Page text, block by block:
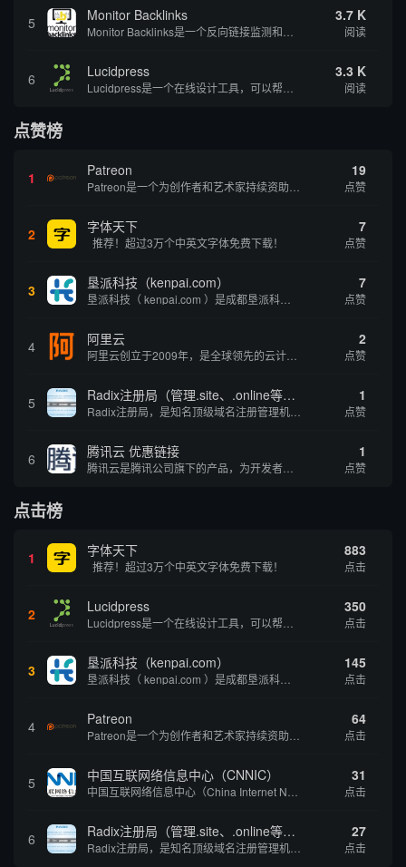
5 Monitor Backlinks 3.7 K
阅读
6 Lucidpress 3.3 K
阅读
点赞榜
1 Patreon 19
点赞
2 字体天下
推荐！超过3万个中英文字体免费下载！
7
点赞
3 垦派科技（kenpai.com） 7
点赞
4 阿里云 2
点赞
5 Radix注册局（管理.site、.online等顶级域名） 1
点赞
6 腾讯云 优惠链接 1
点赞
点击榜
1 字体天下
推荐！超过3万个中英文字体免费下载！
883
点击
2 Lucidpress 350
点击
3 垦派科技（kenpai.com） 145
点击
4 Patreon 64
点击
5 中国互联网络信息中心（CNNIC） 31
点击
6 Radix注册局（管理.site、.online等顶级域名） 27
点击